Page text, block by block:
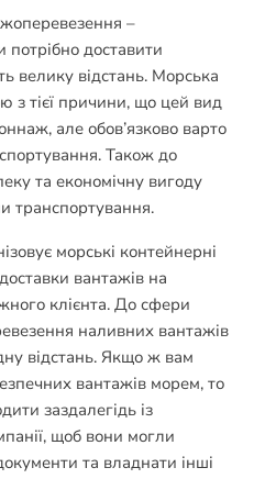
–
доставити
велику відстань. Морська
з тієї причини, що цей вид
але обов’язково варто
Також до
та економічну вигоду
транспортування.
морські контейнерні
вантажів на
клієнта. До сфери
наливних вантажів
відстань. Якщо ж вам
вантажів морем, то
заздалегідь із
щоб вони могли
та владнати інші